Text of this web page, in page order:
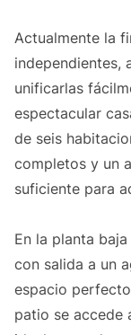
Actualmente la
independientes,
unificarlas
espectacular
de seis
completos y un
suficiente para
En la planta
con salida a un
espacio
patio se accede